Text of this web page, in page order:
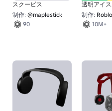
スクービス
制作: @maplestick
90
透明アイ
制作:
10M+